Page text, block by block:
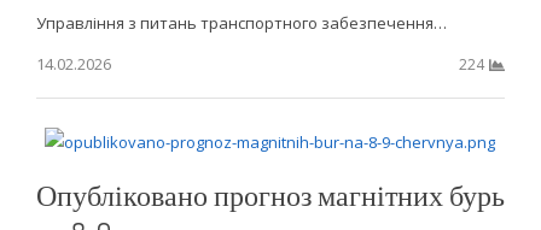
Управління з питань транспортного забезпечення…
14.02.2026
224
Опубліковано прогноз магнітних бурь